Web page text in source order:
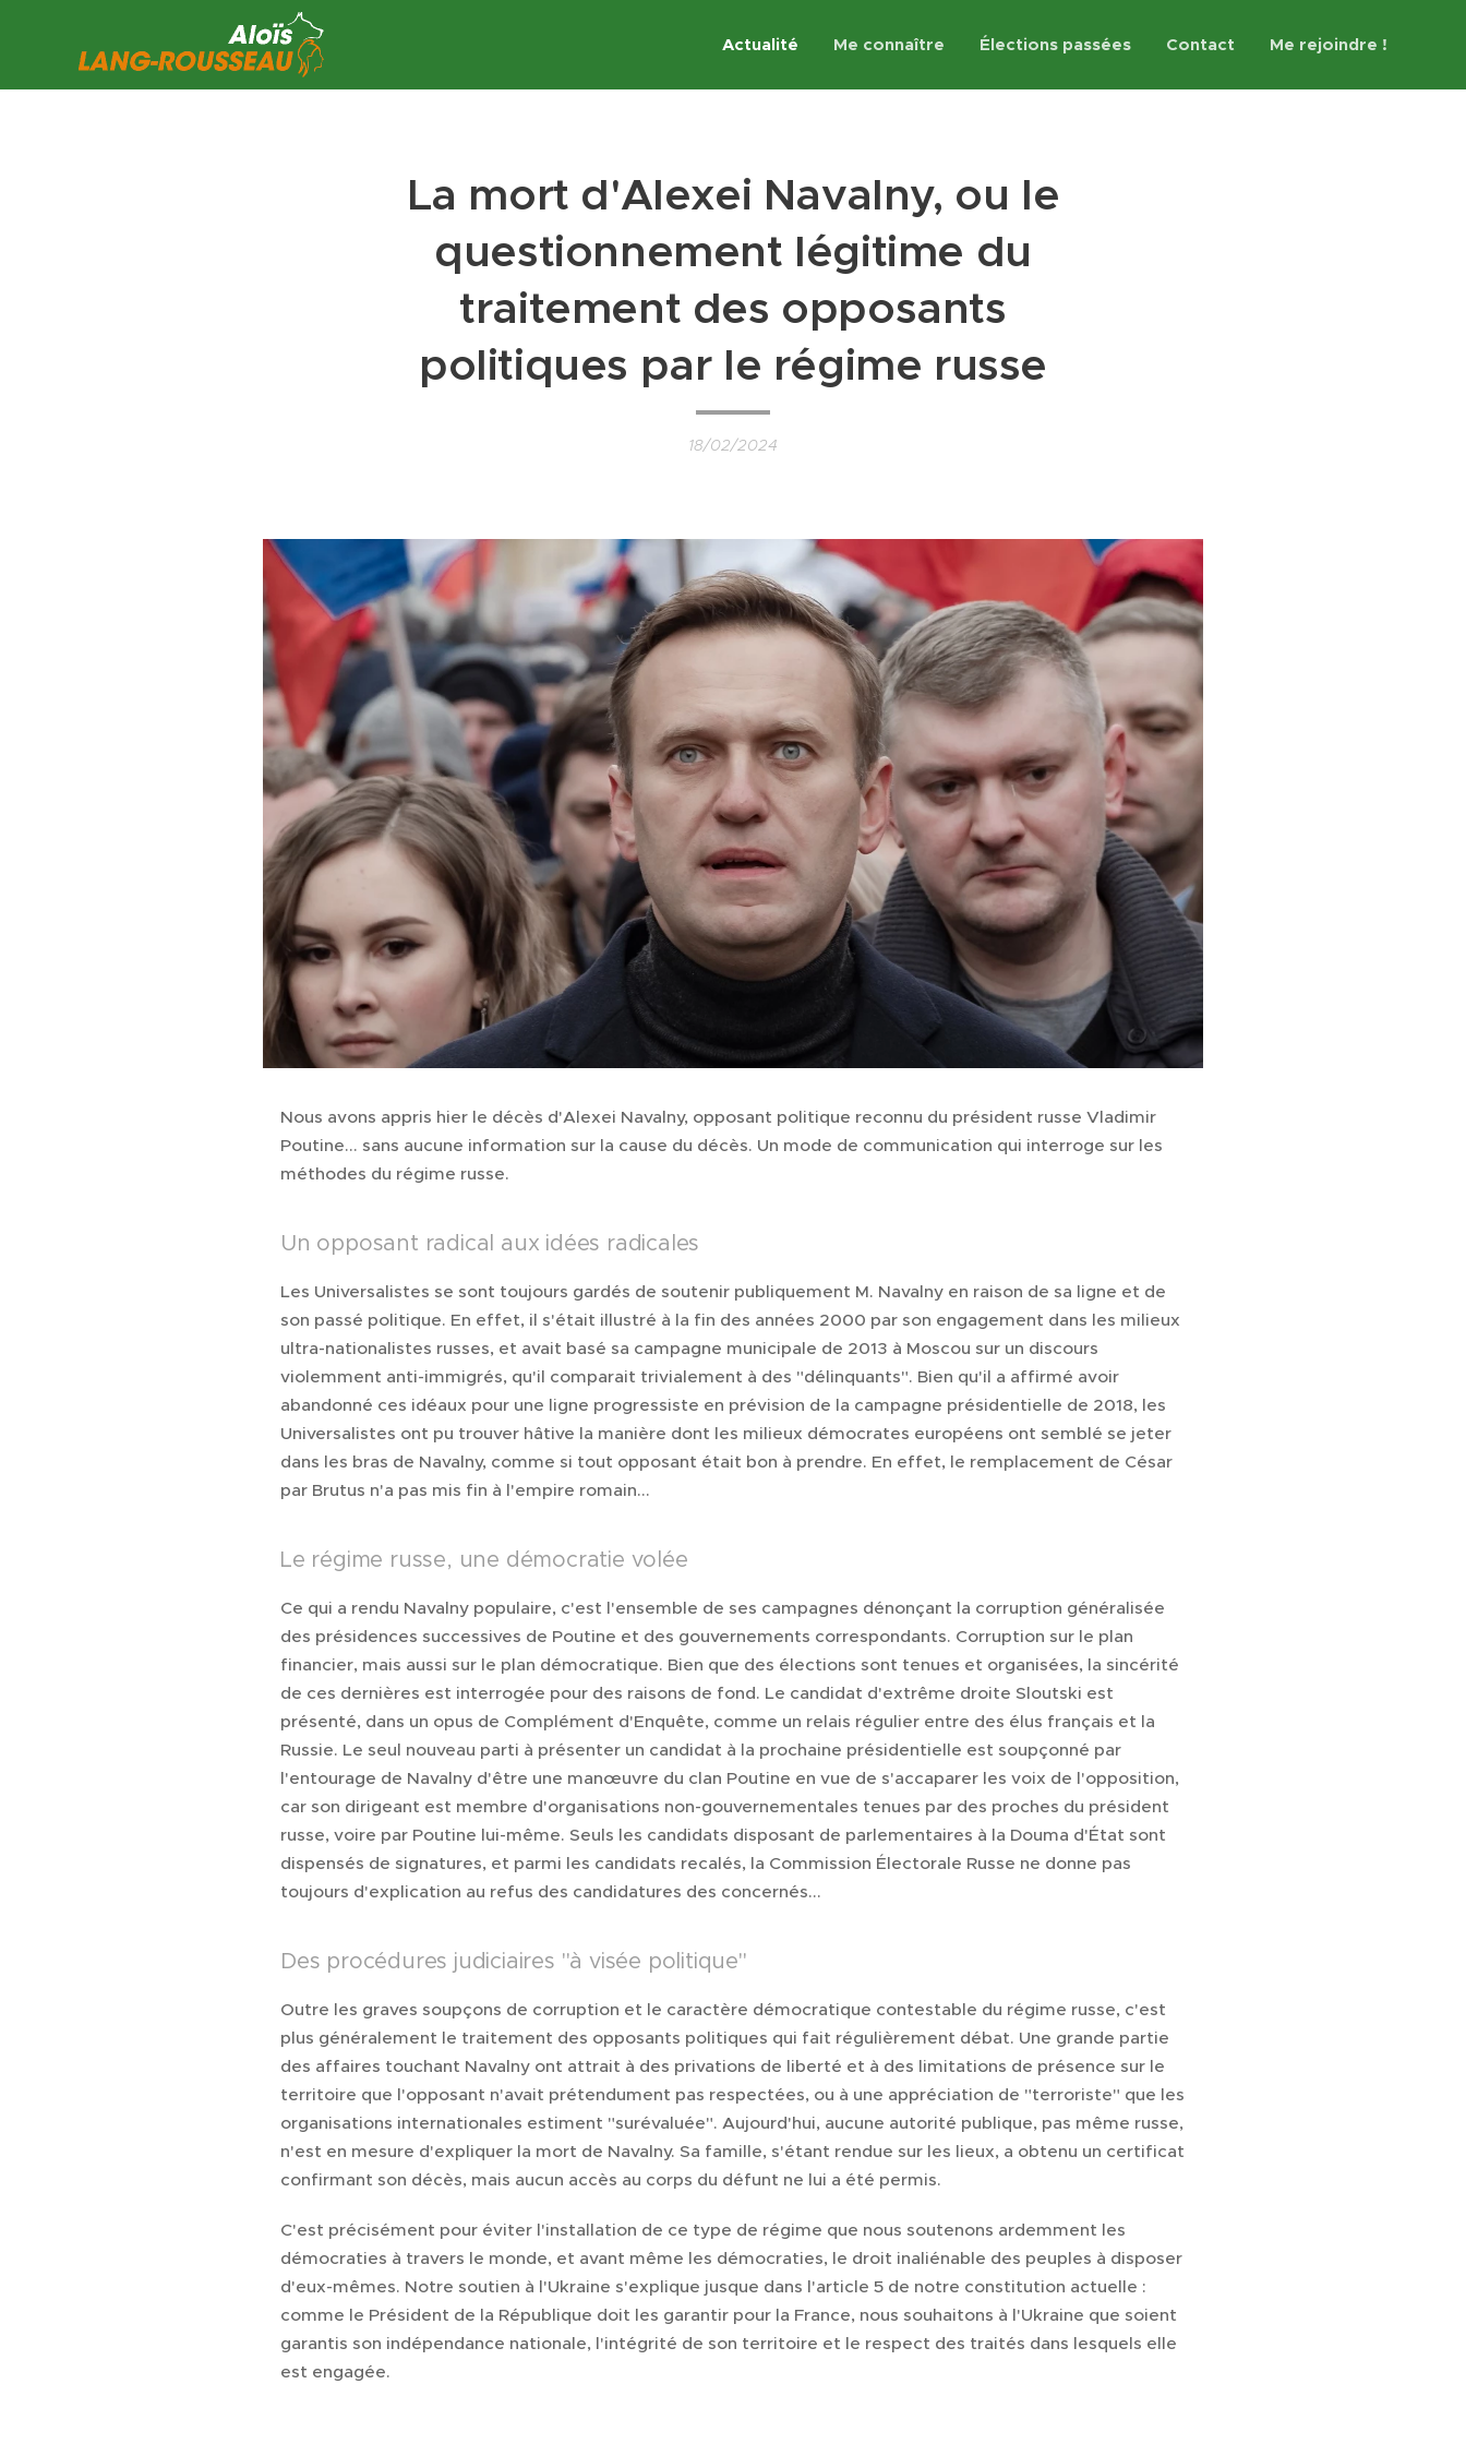
Actualité Me connaître Élections passées Contact Me rejoindre !
La mort d'Alexei Navalny, ou le
questionnement légitime du
traitement des opposants
politiques par le régime russe
18/02/2024
Nous avons appris hier le décès d'Alexei Navalny, opposant politique reconnu du président russe Vladimir
Poutine... sans aucune information sur la cause du décès. Un mode de communication qui interroge sur les
méthodes du régime russe.
Un opposant radical aux idées radicales
Les Universalistes se sont toujours gardés de soutenir publiquement M. Navalny en raison de sa ligne et de
son passé politique. En effet, il s'était illustré à la fin des années 2000 par son engagement dans les milieux
ultra-nationalistes russes, et avait basé sa campagne municipale de 2013 à Moscou sur un discours
violemment anti-immigrés, qu'il comparait trivialement à des "délinquants". Bien qu'il a affirmé avoir
abandonné ces idéaux pour une ligne progressiste en prévision de la campagne présidentielle de 2018, les
Universalistes ont pu trouver hâtive la manière dont les milieux démocrates européens ont semblé se jeter
dans les bras de Navalny, comme si tout opposant était bon à prendre. En effet, le remplacement de César
par Brutus n'a pas mis fin à l'empire romain...
Le régime russe, une démocratie volée
Ce qui a rendu Navalny populaire, c'est l'ensemble de ses campagnes dénonçant la corruption généralisée
des présidences successives de Poutine et des gouvernements correspondants. Corruption sur le plan
financier, mais aussi sur le plan démocratique. Bien que des élections sont tenues et organisées, la sincérité
de ces dernières est interrogée pour des raisons de fond. Le candidat d'extrême droite Sloutski est
présenté, dans un opus de Complément d'Enquête, comme un relais régulier entre des élus français et la
Russie. Le seul nouveau parti à présenter un candidat à la prochaine présidentielle est soupçonné par
l'entourage de Navalny d'être une manœuvre du clan Poutine en vue de s'accaparer les voix de l'opposition,
car son dirigeant est membre d'organisations non-gouvernementales tenues par des proches du président
russe, voire par Poutine lui-même. Seuls les candidats disposant de parlementaires à la Douma d'État sont
dispensés de signatures, et parmi les candidats recalés, la Commission Électorale Russe ne donne pas
toujours d'explication au refus des candidatures des concernés...
Des procédures judiciaires "à visée politique"
Outre les graves soupçons de corruption et le caractère démocratique contestable du régime russe, c'est
plus généralement le traitement des opposants politiques qui fait régulièrement débat. Une grande partie
des affaires touchant Navalny ont attrait à des privations de liberté et à des limitations de présence sur le
territoire que l'opposant n'avait prétendument pas respectées, ou à une appréciation de "terroriste" que les
organisations internationales estiment "surévaluée". Aujourd'hui, aucune autorité publique, pas même russe,
n'est en mesure d'expliquer la mort de Navalny. Sa famille, s'étant rendue sur les lieux, a obtenu un certificat
confirmant son décès, mais aucun accès au corps du défunt ne lui a été permis.
C'est précisément pour éviter l'installation de ce type de régime que nous soutenons ardemment les
démocraties à travers le monde, et avant même les démocraties, le droit inaliénable des peuples à disposer
d'eux-mêmes. Notre soutien à l'Ukraine s'explique jusque dans l'article 5 de notre constitution actuelle :
comme le Président de la République doit les garantir pour la France, nous souhaitons à l'Ukraine que soient
garantis son indépendance nationale, l'intégrité de son territoire et le respect des traités dans lesquels elle
est engagée.